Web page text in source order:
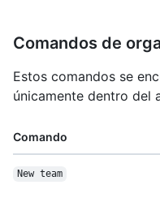
Comandos de
Estos comandos se
únicamente dentro del
Comando
New team